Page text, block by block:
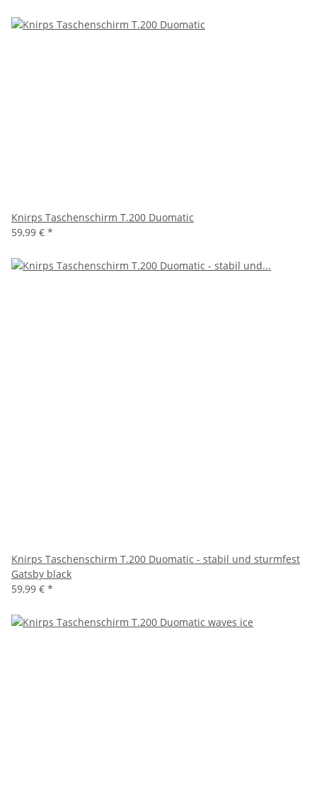
Knirps Taschenschirm T.200 Duomatic
59,99 € *
Knirps Taschenschirm T.200 Duomatic - stabil und sturmfest
Gatsby black
59,99 € *